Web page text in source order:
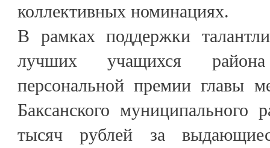
коллективных номинациях.
В рамках поддержки
лучших учащихся
персональной премии главы
Баксанского муниципального
тысяч рублей за